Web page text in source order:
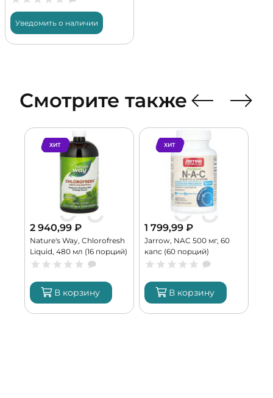
Уведомить о наличии
Смотрите также
ХИТ
2 940,99 ₽
Nature's Way, Chlorofresh
Liquid, 480 мл (16 порций)
В корзину
ХИТ
1 799,99 ₽
Jarrow, NAC 500 мг, 60
капс (60 порций)
В корзину